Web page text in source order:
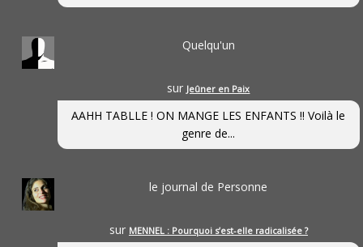
Quelqu'un
sur Jeûner en Paix
AAHH TABLLE ! ON MANGE LES ENFANTS !! Voilà le
genre de...
le journal de Personne
sur MENNEL : Pourquoi s’est-elle radicalisée ?